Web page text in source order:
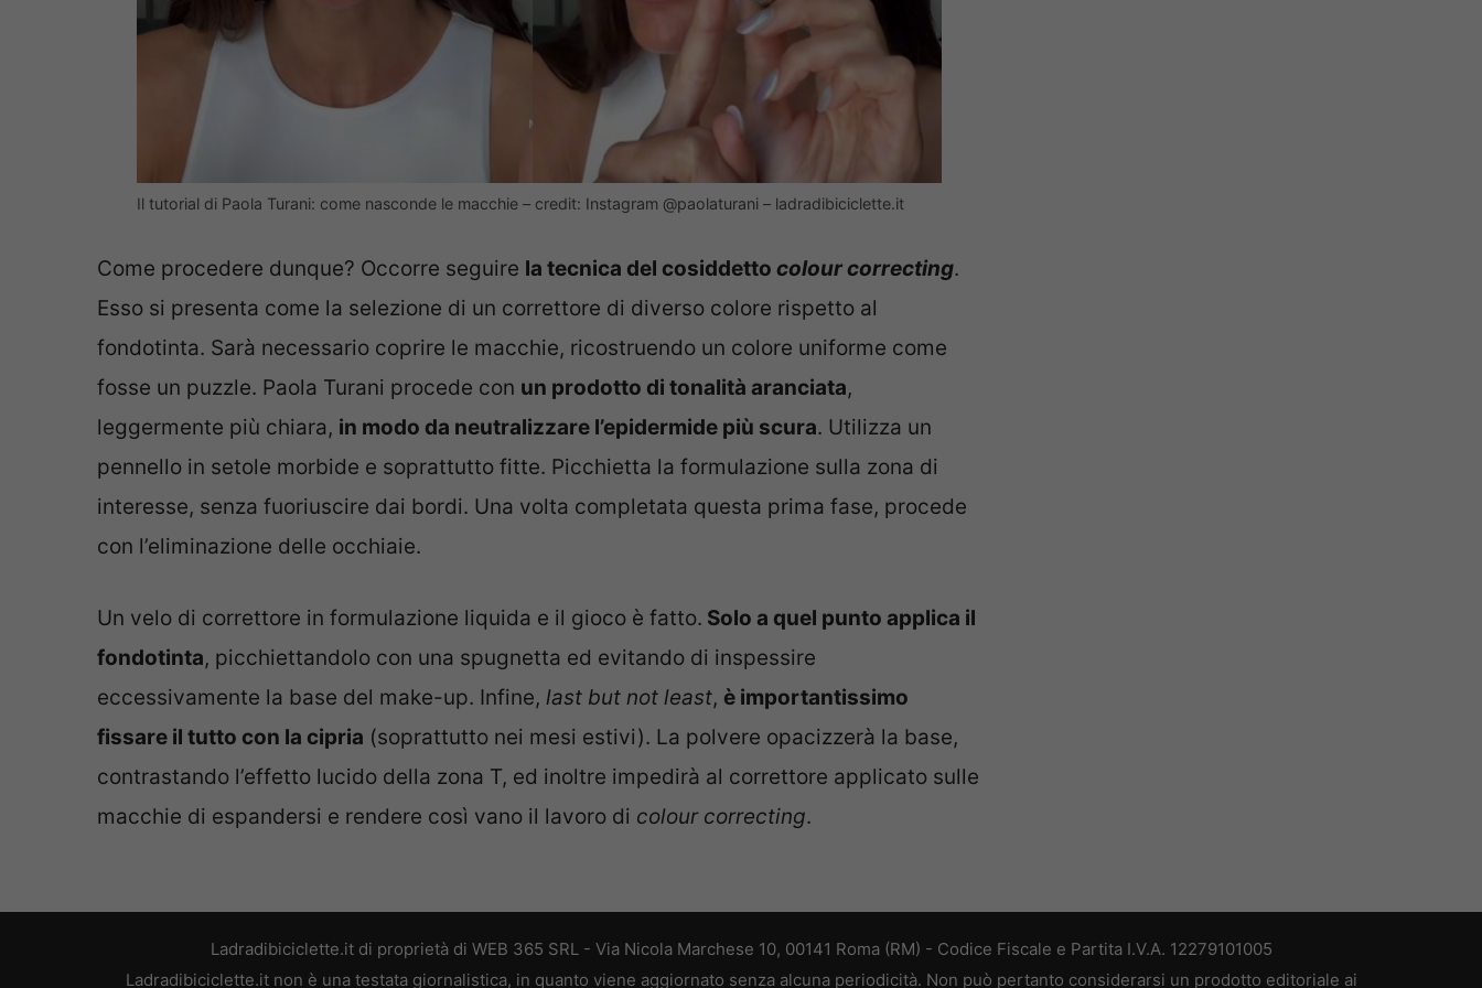
Il tutorial di Paola Turani: come nasconde le macchie – credit: Instagram @paolaturani – ladradibiciclette.it
Come procedere dunque? Occorre seguire la tecnica del cosiddetto colour correcting.
Esso si presenta come la selezione di un correttore di diverso colore rispetto al
fondotinta. Sarà necessario coprire le macchie, ricostruendo un colore uniforme come
fosse un puzzle. Paola Turani procede con un prodotto di tonalità aranciata,
leggermente più chiara, in modo da neutralizzare l’epidermide più scura. Utilizza un
pennello in setole morbide e soprattutto fitte. Picchietta la formulazione sulla zona di
interesse, senza fuoriuscire dai bordi. Una volta completata questa prima fase, procede
con l’eliminazione delle occhiaie.
Un velo di correttore in formulazione liquida e il gioco è fatto. Solo a quel punto applica il
fondotinta, picchiettandolo con una spugnetta ed evitando di inspessire
eccessivamente la base del make-up. Infine, last but not least, è importantissimo
fissare il tutto con la cipria (soprattutto nei mesi estivi). La polvere opacizzerà la base,
contrastando l’effetto lucido della zona T, ed inoltre impedirà al correttore applicato sulle
macchie di espandersi e rendere così vano il lavoro di colour correcting.
Ladradibiciclette.it di proprietà di WEB 365 SRL - Via Nicola Marchese 10, 00141 Roma (RM) - Codice Fiscale e Partita I.V.A. 12279101005
Ladradibiciclette.it non è una testata giornalistica, in quanto viene aggiornato senza alcuna periodicità. Non può pertanto considerarsi un prodotto editoriale ai